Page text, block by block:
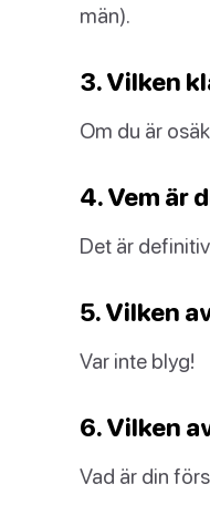
män).
3. Vilken
Om du är
4. Vem är
Det är
5. Vilken
Var inte blyg!
6. Vilken
Vad är din